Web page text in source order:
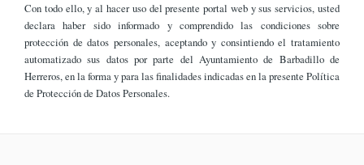
Con todo ello, y al hacer uso del presente portal web y sus servicios, usted
declara haber sido informado y comprendido las condiciones sobre
protección de datos personales, aceptando y consintiendo el tratamiento
automatizado sus datos por parte del Ayuntamiento de Barbadillo de
Herreros, en la forma y para las finalidades indicadas en la presente Política
de Protección de Datos Personales.